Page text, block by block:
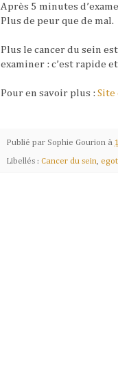
Après 5 minutes
Plus de peur que de mal.
Plus le cancer du sein
examiner : c’est rapide
Pour en savoir plus : Site
Publié par Sophie Gourion à
Libellés : Cancer du sein,